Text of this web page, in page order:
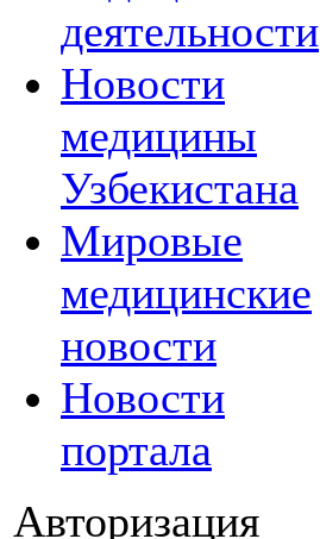
деятельности
Новости
медицины
Узбекистана
Мировые
медицинские
новости
Новости
портала
Авторизация